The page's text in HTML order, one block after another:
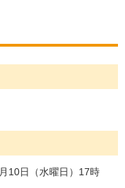
10日（水曜日）17時